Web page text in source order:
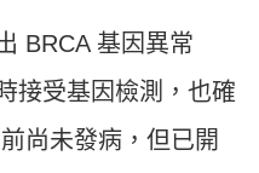
BRCA 基因異常
接受基因檢測，也確
尚未發病，但已開